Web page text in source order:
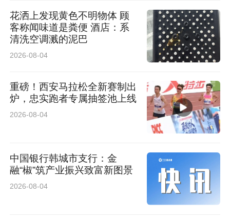
举办全周期活动回顾与颁奖，为夏日湖畔狂欢画
上圆满句号。每周的特色活动与演艺内容独立成
篇，确保游客每次到访都有新鲜感。
花洒上发现黄色不明物体 顾
客称闻味道是粪便 酒店：系
清洗空调溅的泥巴
2026-08-04
重磅！西安马拉松全新赛制出
炉，忠实跑者专属抽签池上线
2026-08-04
中国银行韩城市支行：金
融“椒”筑产业振兴致富新图景
2026-08-04